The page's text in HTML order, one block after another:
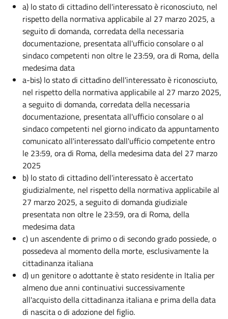
a) lo stato di cittadino dell'interessato è riconosciuto, nel
rispetto della normativa applicabile al 27 marzo 2025, a
seguito di domanda, corredata della necessaria
documentazione, presentata all'ufficio consolare o al
sindaco competenti non oltre le 23:59, ora di Roma, della
medesima data
a-bis) lo stato di cittadino dell'interessato è riconosciuto,
nel rispetto della normativa applicabile al 27 marzo 2025,
a seguito di domanda, corredata della necessaria
documentazione, presentata all'ufficio consolare o al
sindaco competenti nel giorno indicato da appuntamento
comunicato all'interessato dall'ufficio competente entro
le 23:59, ora di Roma, della medesima data del 27 marzo
2025
b) lo stato di cittadino dell'interessato è accertato
giudizialmente, nel rispetto della normativa applicabile al
27 marzo 2025, a seguito di domanda giudiziale
presentata non oltre le 23:59, ora di Roma, della
medesima data
c) un ascendente di primo o di secondo grado possiede, o
possedeva al momento della morte, esclusivamente la
cittadinanza italiana
d) un genitore o adottante è stato residente in Italia per
almeno due anni continuativi successivamente
all'acquisto della cittadinanza italiana e prima della data
di nascita o di adozione del figlio.